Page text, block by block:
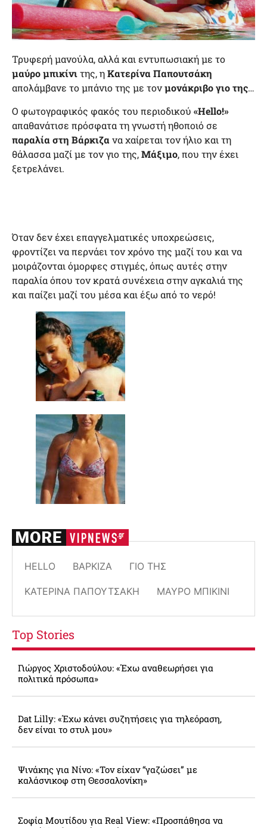
Τρυφερή μανούλα, αλλά και εντυπωσιακή με το
μαύρο μπικίνιτης, ηΚατερίνα Παπουτσάκη
απολάμβανε το μπάνιο της με τονμονάκριβο γιο της…
Ο φωτογραφικός φακός του περιοδικού «Hello!»
απαθανάτισε πρόσφατα τη γνωστή ηθοποιό σε
παραλία στη Βάρκιζα να χαίρεται τον ήλιο και τη
θάλασσα μαζί με τον γιο της,Μάξιμο, που την έχει
ξετρελάνει.
Όταν δεν έχει επαγγελματικές υποχρεώσεις,
φροντίζει να περνάει τον χρόνο της μαζί του και να
μοιράζονται όμορφες στιγμές, όπως αυτές στην
παραλία όπου τον κρατά συνέχεια στην αγκαλιά της
και παίζει μαζί του μέσα και έξω από το νερό!
HELLO ΒΆΡΚΙΖΑ ΓΙΟ ΤΗΣ
ΚΑΤΕΡΊΝΑ ΠΑΠΟΥΤΣΆΚΗ ΜΑΎΡΟ ΜΠΙΚΊΝΙ
Top Stories
Γιώργος Χριστοδούλου: «Έχω αναθεωρήσει για
πολιτικά πρόσωπα»
Dat Lilly: «Έχω κάνει συζητήσεις για τηλεόραση,
δεν είναι το στυλ μου»
Ψινάκης για Νίνο: «Τον είχαν “γαζώσει” με
καλάσνικοφ στη Θεσσαλονίκη»
Σοφία Μουτίδου για Real View: «Προσπάθησα να